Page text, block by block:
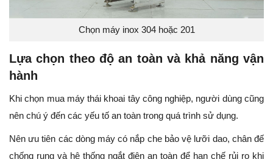
Chọn máy inox 304 hoặc 201
Lựa chọn theo độ an toàn và khả năng vận
hành
Khi chọn mua máy thái khoai tây công nghiệp, người dùng cũng
nên chú ý đến các yếu tố an toàn trong quá trình sử dụng.
Nên ưu tiên các dòng máy có nắp che bảo vệ lưỡi dao, chân đế
chống rung và hệ thống ngắt điện an toàn để hạn chế rủi ro khi